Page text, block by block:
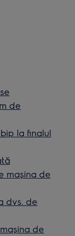
de
la finalul
mașina de
dvs. de
de